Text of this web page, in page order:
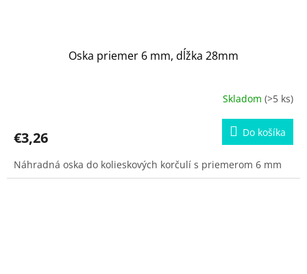
Oska priemer 6 mm, dĺžka 28mm
Skladom (>5 ks)
€3,26 Do košíka
Náhradná oska do kolieskových korčulí s priemerom 6 mm